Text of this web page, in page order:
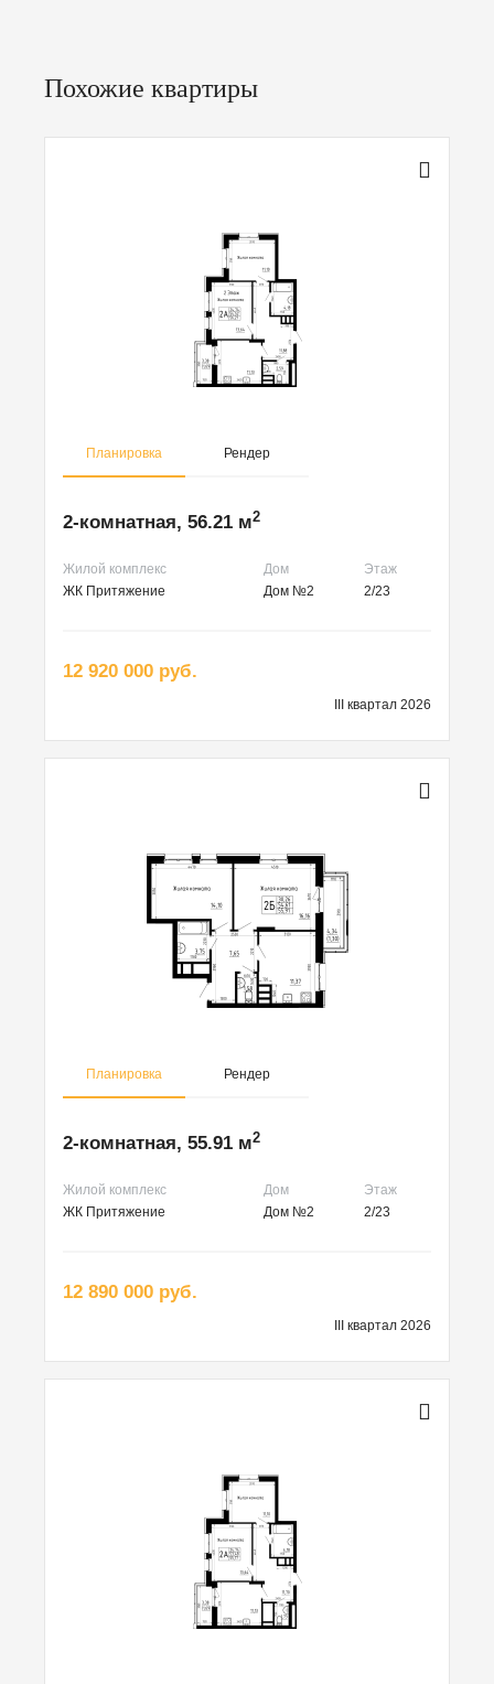
Похожие квартиры
Планировка Рендер
2-комнатная, 56.21 м2
Жилой комплекс Дом
Этаж
ЖК Притяжение
Дом №2 2/23
12 920 000 руб.
III квартал 2026
Планировка Рендер
2-комнатная, 55.91 м2
Жилой комплекс Дом
Этаж
ЖК Притяжение
Дом №2 2/23
12 890 000 руб.
III квартал 2026